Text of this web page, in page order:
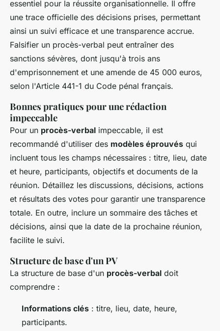
essentiel pour la réussite organisationnelle. Il offre
une trace officielle des décisions prises, permettant
ainsi un suivi efficace et une transparence accrue.
Falsifier un procès-verbal peut entraîner des
sanctions sévères, dont jusqu'à trois ans
d'emprisonnement et une amende de 45 000 euros,
selon l'Article 441-1 du Code pénal français.
Bonnes pratiques pour une rédaction
impeccable
Pour un procès-verbal impeccable, il est
recommandé d'utiliser des modèles éprouvés qui
incluent tous les champs nécessaires : titre, lieu, date
et heure, participants, objectifs et documents de la
réunion. Détaillez les discussions, décisions, actions
et résultats des votes pour garantir une transparence
totale. En outre, inclure un sommaire des tâches et
décisions, ainsi que la date de la prochaine réunion,
facilite le suivi.
Structure de base d'un PV
La structure de base d'un procès-verbal doit
comprendre :
Informations clés : titre, lieu, date, heure,
participants.